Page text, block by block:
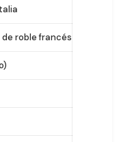
roble francés